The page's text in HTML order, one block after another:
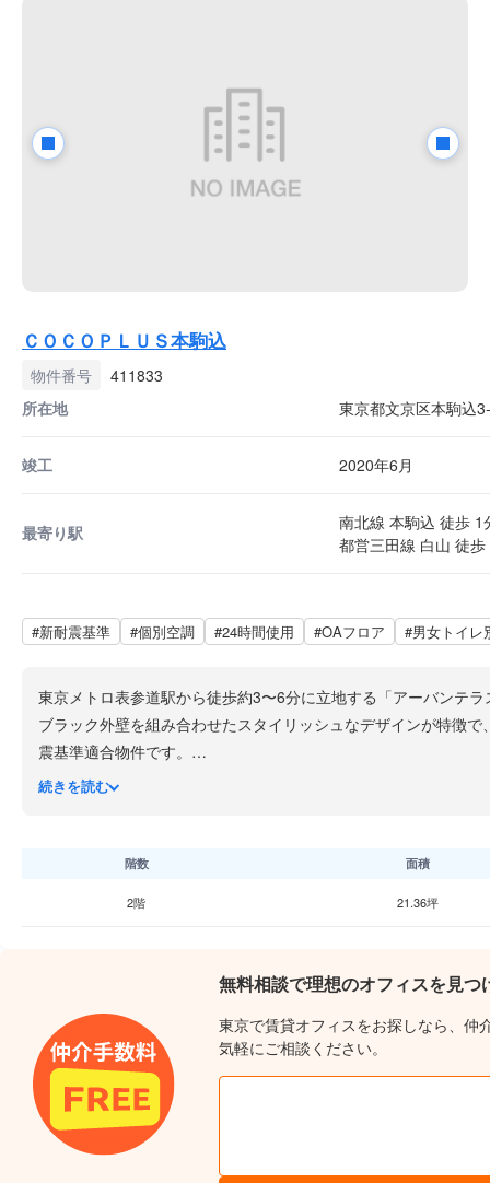
ＣＯＣＯＰＬＵＳ本駒込
物件番号
411833
所在地
東京都文京区本駒込
竣工 2020年6月
最寄り駅
南北線 本駒込 徒歩 1
都営三田線 白山 徒歩
#新耐震基準 #個別空調 #24時間使用 #OAフロア #男女トイレ
東京メトロ表参道駅から徒歩約3〜6分に立地する「アーバンテ
ブラック外壁を組み合わせたスタイリッシュなデザインが特徴
震基準適合物件です。
表参道駅は銀座線・半蔵門線・千代田線の3路線が乗り入れてお
外苑いちょう並木など緑豊かな環境も近く、企業のブランドイ
続きを読む
階数 面積
2階 21.36坪
無料相談で理想のオフィスを見つ
東京で賃貸オフィスをお探しなら、仲
気軽にご相談ください。